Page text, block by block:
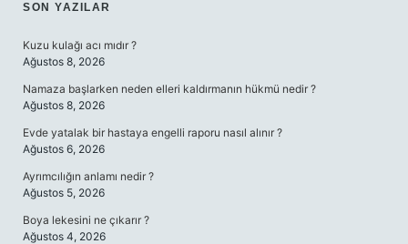
SIDEBAR
SON YAZILAR
Kuzu kulağı acı mıdır ?
Ağustos 8, 2026
Namaza başlarken neden elleri kaldırmanın hükmü nedir ?
Ağustos 8, 2026
Evde yatalak bir hastaya engelli raporu nasıl alınır ?
Ağustos 6, 2026
Ayrımcılığın anlamı nedir ?
Ağustos 5, 2026
Boya lekesini ne çıkarır ?
Ağustos 4, 2026